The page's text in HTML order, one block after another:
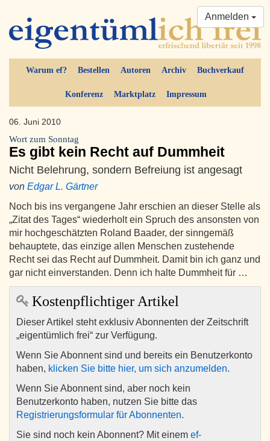
Warum ef? Bestellen Autoren Archiv Buchverkauf
Konferenz Marktplatz Impressum
Anmelden
06. Juni 2010
Wort zum Sonntag
Es gibt kein Recht auf Dummheit
Nicht Belehrung, sondern Befreiung ist angesagt
von Edgar L. Gärtner
Noch bis ins vergangene Jahr erschien an dieser Stelle als
„Zitat des Tages“ wiederholt ein Spruch des ansonsten von
mir hochgeschätzten Roland Baader, der sinngemäß
behauptete, das einzige allen Menschen zustehende
Recht sei das Recht auf Dummheit. Damit bin ich ganz und
gar nicht einverstanden. Denn ich halte Dummheit für …
Kostenpflichtiger Artikel
Dieser Artikel steht exklusiv Abonnenten der Zeitschrift
„eigentümlich frei“ zur Verfügung.
Wenn Sie Abonnent sind und bereits ein Benutzerkonto
haben, klicken Sie bitte hier, um sich anzumelden.
Wenn Sie Abonnent sind, aber noch kein
Benutzerkonto haben, nutzen Sie bitte das
Registrierungsformular für Abonnenten.
Sie sind noch kein Abonnent? Mit einem ef-